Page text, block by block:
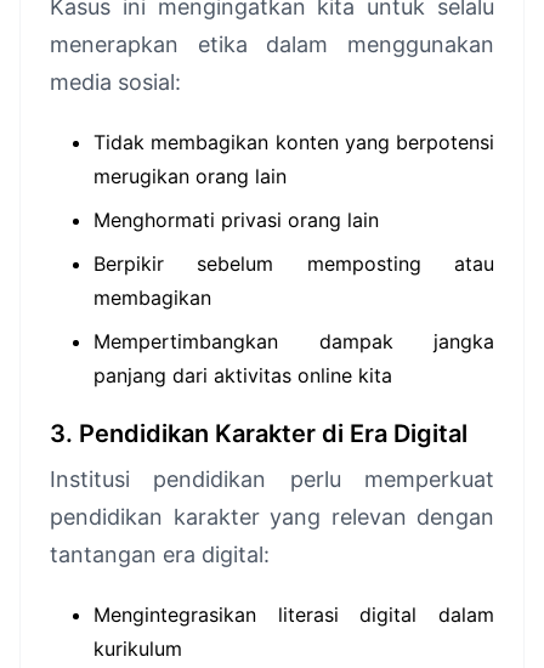
Kasus ini mengingatkan kita untuk selalu
menerapkan etika dalam menggunakan
media sosial:
Tidak membagikan konten yang berpotensi
merugikan orang lain
Menghormati privasi orang lain
Berpikir sebelum memposting atau
membagikan
Mempertimbangkan dampak jangka
panjang dari aktivitas online kita
3. Pendidikan Karakter di Era Digital
Institusi pendidikan perlu memperkuat
pendidikan karakter yang relevan dengan
tantangan era digital:
Mengintegrasikan literasi digital dalam
kurikulum